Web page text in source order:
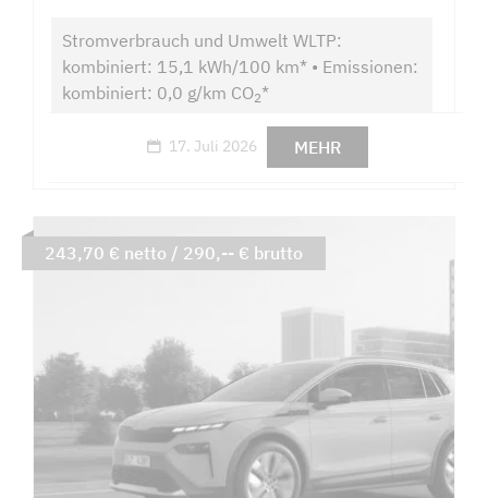
Stromverbrauch und Umwelt WLTP:
kombiniert: 15,1 kWh/100 km* • Emissionen:
kombiniert: 0,0 g/km CO2*
17. Juli 2026 MEHR
243,70 € netto / 290,-- € brutto